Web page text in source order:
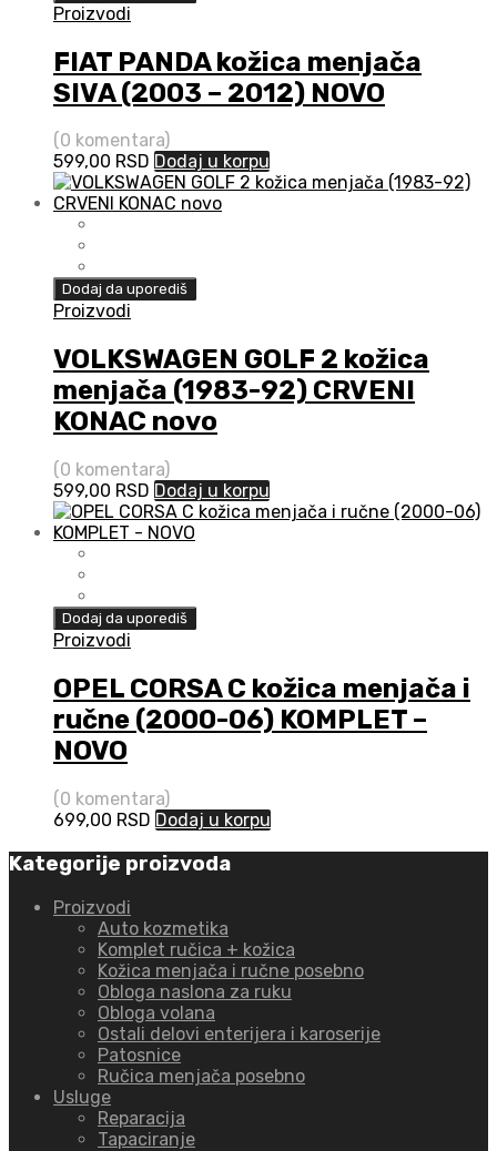
Proizvodi
FIAT PANDA kožica menjača
SIVA (2003 – 2012) NOVO
(0 komentara)
599,00 RSD Dodaj u korpu
Dodaj da uporediš
Proizvodi
VOLKSWAGEN GOLF 2 kožica
menjača (1983-92) CRVENI
KONAC novo
(0 komentara)
599,00 RSD Dodaj u korpu
Dodaj da uporediš
Proizvodi
OPEL CORSA C kožica menjača i
ručne (2000-06) KOMPLET –
NOVO
(0 komentara)
699,00 RSD Dodaj u korpu
Kategorije proizvoda
Proizvodi
Auto kozmetika
Komplet ručica + kožica
Kožica menjača i ručne posebno
Obloga naslona za ruku
Obloga volana
Ostali delovi enterijera i karoserije
Patosnice
Ručica menjača posebno
Usluge
Reparacija
Tapaciranje